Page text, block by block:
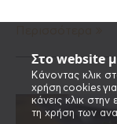
Στο website
Κάνοντας κλικ
χρήση cookies
κάνεις κλικ στην
τη χρήση των